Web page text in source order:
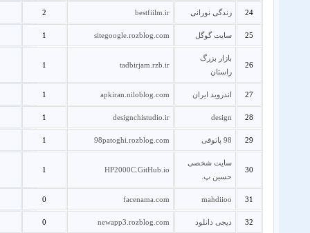
24 زندگی نورانی bestfiilm.ir
2
25 سایت گوگل sitegoogle.rozblog.com
1
26
بازار بزرگ
راستان
tadbirjam.rzb.ir
1
27 اندروید ایران apkiran.niloblog.com
1
28
design
designchistudio.ir
1
29 98 پاتوقی 98patoghi.rozblog.com
1
30
سایت شخصی
حسین پ.
HP2000C.GitHub.io
1
31
mahdiioo
facenama.com
0
32 دیجی دانلود newapp3.rozblog.com
0